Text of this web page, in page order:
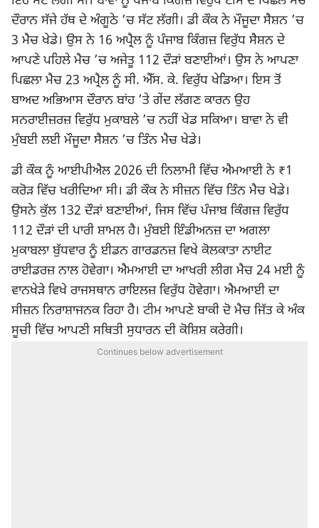
ਦੌਰਾਨ ਸੱਜੇ ਹੱਥ ਦੇ ਅੰਗੂਠੇ ’ਚ ਸੱਟ ਲੱਗੀ। ਡੀ ਕੌਕ ਨੇ ਮੌਜੂਦਾ ਸੈਸ਼ਨ ’ਚ
3 ਮੈਚ ਖੇਡੇ। ਉਸ ਨੇ 16 ਅਪ੍ਰੈਲ ਨੂੰ ਪੰਜਾਬ ਕਿੰਗਜ਼ ਵਿਰੁੱਧ ਸੈਸ਼ਨ ਦੇ
ਆਪਣੇ ਪਹਿਲੇ ਮੈਚ ’ਚ ਅਜੇਤੂ 112 ਦੌੜਾਂ ਬਣਾਈਆਂ। ਉਸ ਨੇ ਆਪਣਾ
ਪਿਛਲਾ ਮੈਚ 23 ਅਪ੍ਰੈਲ ਨੂੰ ਸੀ. ਐੱਸ. ਕੇ. ਵਿਰੁੱਧ ਖੇਡਿਆ। ਇਸ ਤੋਂ
ਬਾਅਦ ਅਭਿਆਸ ਦੌਰਾਨ ਬਾਂਹ ’ਤੇ ਗੇਂਦ ਲੱਗਣ ਕਾਰਨ ਉਹ
ਸਨਰਾਈਜ਼ਰਜ਼ ਵਿਰੁੱਧ ਮੁਕਾਬਲੇ ’ਚ ਨਹੀਂ ਖੇਡ ਸਕਿਆ। ਬਾਵਾ ਨੇ ਵੀ
ਮੁੰਬਈ ਲਈ ਮੌਜੂਦਾ ਸੈਸ਼ਨ ’ਚ ਤਿੰਨ ਮੈਚ ਖੇਡੇ।
ਡੀ ਕੌਕ ਨੂੰ ਆਈਪੀਐਲ 2026 ਦੀ ਨਿਲਾਮੀ ਵਿੱਚ ਐਮਆਈ ਨੇ ₹1
ਕਰੋੜ ਵਿੱਚ ਖਰੀਦਿਆ ਸੀ। ਡੀ ਕੌਕ ਨੇ ਸੀਜ਼ਨ ਵਿੱਚ ਤਿੰਨ ਮੈਚ ਖੇਡੇ।
ਉਸਨੇ ਕੁੱਲ 132 ਦੌੜਾਂ ਬਣਾਈਆਂ, ਜਿਸ ਵਿੱਚਪੰਜਾਬ ਕਿੰਗਜ਼ਵਿਰੁੱਧ
112 ਦੌੜਾਂ ਦੀ ਪਾਰੀ ਸ਼ਾਮਲ ਹੈ। ਮੁੰਬਈ ਇੰਡੀਅਨਜ਼ ਦਾ ਅਗਲਾ
ਮੁਕਾਬਲਾ ਬੁੱਧਵਾਰ ਨੂੰ ਈਡਨ ਗਾਰਡਨਜ਼ ਵਿਖੇ ਕੋਲਕਾਤਾ ਨਾਈਟ
ਰਾਈਡਰਜ਼ ਨਾਲ ਹੋਵੇਗਾ। ਐਮਆਈ ਦਾ ਆਖਰੀ ਲੀਗ ਮੈਚ 24 ਮਈ ਨੂੰ
ਵਾਨਖੇੜੇ ਵਿਖੇ ਰਾਜਸਥਾਨ ਰਾਇਲਜ਼ ਵਿਰੁੱਧ ਹੋਵੇਗਾ। ਐਮਆਈ ਦਾ
ਸੀਜ਼ਨ ਨਿਰਾਸ਼ਾਜਨਕ ਰਿਹਾ ਹੈ। ਟੀਮ ਆਪਣੇ ਬਾਕੀ ਦੋ ਮੈਚ ਜਿੱਤ ਕੇ ਅੰਕ
ਸੂਚੀ ਵਿੱਚ ਆਪਣੀ ਸਥਿਤੀ ਸੁਧਾਰਨ ਦੀ ਕੋਸ਼ਿਸ਼ ਕਰੇਗੀ।
Continues below advertisement